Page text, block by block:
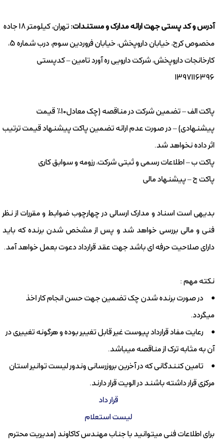
آدرس و کد پستی جهت ارائه مدارک و مستندات:
تهران، کیلومتر 18 جاده
مخصوص کرج، خیابان داروپخش، خیابان فروردین سوم، درب شماره 5،
کارخانجات داروپخش، شرکت دارویی ره آورد تامین – کدپستی
1397116396
پاکت الف – تضمین شرکت در مناقصه (چک معادل10% قیمت
پیشنهادی) – در صورت عدم ارائه تضمین پاکت پیشنهاد قیمت ترتیب
اثر داده نخواهد شد.
پاکت ب – اطلاعات رسمی و ثبتی شرکت، رزومه و سوابق کاری
پاکت ج – پیشنهاد مالی
بدیهی است اسناد و مدارک ارسالی در چهارچوب ضوابط و مقررات از نظر
فنی و مالی بررسی خواهد شد و پس از مشخص شدن برنده که باید
دارای صلاحیت حرفه ای باشد جهت عقد قرارداد دعوت بعمل خواهد آمد.
نکته مهم :
در صورت برنده شدن چک تضمین جهت حسن انجام کار اخذ
میگردد.
رعایت مفاد قرارداد پیوست غیر قابل تغییر بوده و هرگونه تغییری در
آن به مثابه ترک از مناقصه میباشد.
تامین کنندگانی که در آخرین بروزرسانی وندور لیست توانیر استان
مرکزی قرار داشته باشند در الویت قرار دارند.
قرار داد
لیست استعلام
برای اطلاعات فنی میتوانید با جناب مهندس کاکاوند (مدیریت محترم